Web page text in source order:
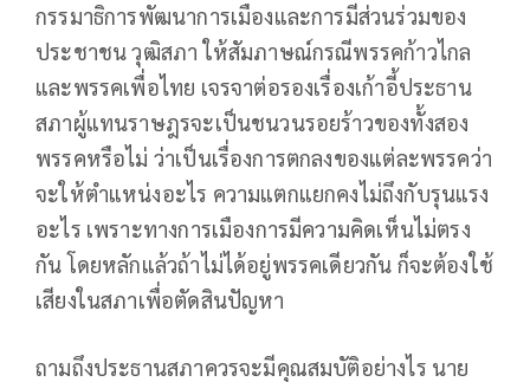
กรรมาธิการพัฒนาการเมืองและการมีส่วนร่วมของ
ประชาชน วุฒิสภา ให้สัมภาษณ์กรณีพรรคก้าวไกล
และพรรคเพื่อไทย เจรจาต่อรองเรื่องเก้าอี้ประธาน
สภาผู้แทนราษฎรจะเป็นชนวนรอยร้าวของทั้งสอง
พรรคหรือไม่ ว่าเป็นเรื่องการตกลงของแต่ละพรรคว่า
จะให้ตำแหน่งอะไร ความแตกแยกคงไม่ถึงกับรุนแรง
อะไร เพราะทางการเมืองการมีความคิดเห็นไม่ตรง
กัน โดยหลักแล้วถ้าไม่ได้อยู่พรรคเดียวกัน ก็จะต้องใช้
เสียงในสภาเพื่อตัดสินปัญหา
ถามถึงประธานสภาควรจะมีคุณสมบัติอย่างไร นาย